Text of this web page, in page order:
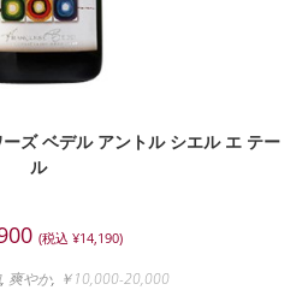
ズ ベデル アントル シエル エ テー
ル
(税込 ¥14,190)
, 爽やか, ￥10,000-20,000